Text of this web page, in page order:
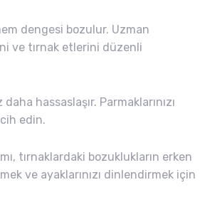
dengesi bozulur. Uzman
ve tırnak etlerini düzenli
hassaslaşır. Parmaklarınızı
edin.
tırnaklardaki bozuklukların erken
ve ayaklarınızı dinlendirmek için